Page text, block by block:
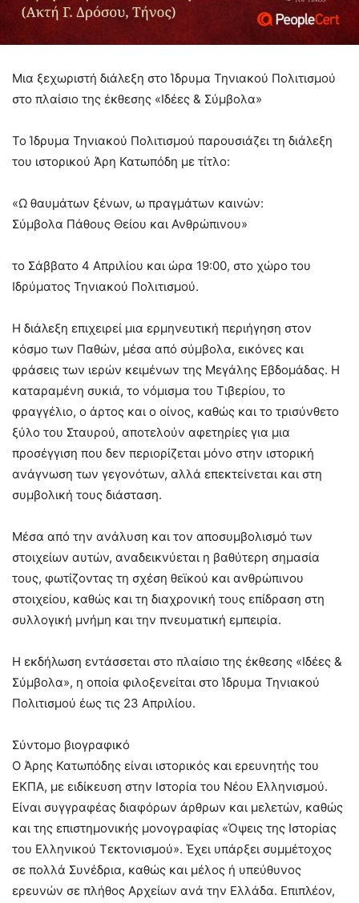
Μια ξεχωριστή διάλεξη στο Ίδρυμα Τηνιακού Πολιτισμού
στο πλαίσιο της έκθεσης «Ιδέες & Σύμβολα»
Το Ίδρυμα Τηνιακού Πολιτισμού παρουσιάζει τη διάλεξη
του ιστορικού Άρη Κατωπόδη με τίτλο:
«Ω θαυμάτων ξένων, ω πραγμάτων καινών:
Σύμβολα Πάθους Θείου και Ανθρώπινου»
το Σάββατο 4 Απριλίου και ώρα 19:00, στο χώρο του
Ιδρύματος Τηνιακού Πολιτισμού.
Η διάλεξη επιχειρεί μια ερμηνευτική περιήγηση στον
κόσμο των Παθών, μέσα από σύμβολα, εικόνες και
φράσεις των ιερών κειμένων της Μεγάλης Εβδομάδας. Η
καταραμένη συκιά, το νόμισμα του Τιβερίου, το
φραγγέλιο, ο άρτος και ο οίνος, καθώς και το τρισύνθετο
ξύλο του Σταυρού, αποτελούν αφετηρίες για μια
προσέγγιση που δεν περιορίζεται μόνο στην ιστορική
ανάγνωση των γεγονότων, αλλά επεκτείνεται και στη
συμβολική τους διάσταση.
Μέσα από την ανάλυση και τον αποσυμβολισμό των
στοιχείων αυτών, αναδεικνύεται η βαθύτερη σημασία
τους, φωτίζοντας τη σχέση θεϊκού και ανθρώπινου
στοιχείου, καθώς και τη διαχρονική τους επίδραση στη
συλλογική μνήμη και την πνευματική εμπειρία.
Η εκδήλωση εντάσσεται στο πλαίσιο της έκθεσης «Ιδέες &
Σύμβολα», η οποία φιλοξενείται στο Ίδρυμα Τηνιακού
Πολιτισμού έως τις 23 Απριλίου.
Σύντομο βιογραφικό
Ο Άρης Κατωπόδης είναι ιστορικός και ερευνητής του
ΕΚΠΑ, με ειδίκευση στην Ιστορία του Νέου Ελληνισμού.
Είναι συγγραφέας διαφόρων άρθρων και μελετών, καθώς
και της επιστημονικής μονογραφίας «Όψεις της Ιστορίας
του Ελληνικού Τεκτονισμού». Έχει υπάρξει συμμέτοχος
σε πολλά Συνέδρια, καθώς και μέλος ή υπεύθυνος
ερευνών σε πλήθος Αρχείων ανά την Ελλάδα. Επιπλέον,